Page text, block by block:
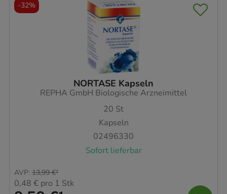
NORTASE Kapseln
REPHA GmbH Biologische Arzneimittel
20 St
Kapseln
02496330
Sofort lieferbar
AVP: 13,99 €²
0,48 € pro 1 Stk
-32%